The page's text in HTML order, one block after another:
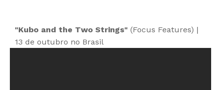
"Kubo and the Two Strings" (Focus Features) |
13 de outubro no Brasil